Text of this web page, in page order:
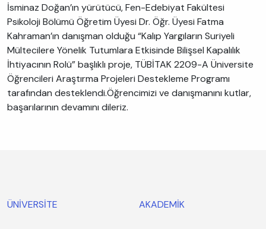
İsminaz Doğan’ın yürütücü, Fen-Edebiyat Fakültesi
Psikoloji Bölümü Öğretim Üyesi Dr. Öğr. Üyesi Fatma
Kahraman’ın danışman olduğu “Kalıp Yargıların Suriyeli
Mültecilere Yönelik Tutumlara Etkisinde Bilişsel Kapalılık
İhtiyacının Rolü” başlıklı proje, TÜBİTAK 2209-A Üniversite
Öğrencileri Araştırma Projeleri Destekleme Programı
tarafından desteklendi.Öğrencimizi ve danışmanını kutlar,
başarılarının devamını dileriz.
ÜNİVERSİTE AKADEMİK